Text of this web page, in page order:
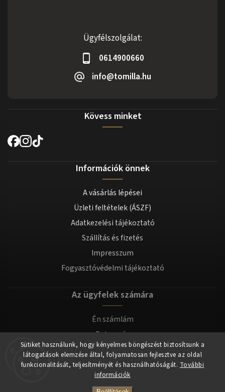
Sütiket használunk, hogy kényelmes böngészést biztosítsunk a
látogatások elemzése által, folyamatosan fejlesztve az oldal
funkcionalitását, teljesítményét és használhatóságát. További
információk
Ügyfélszolgálat:
0614900660
info@tomilla.hu
Kövess minket
Információk önnek
A vásárlás lépései
Üzleti feltételek (ÁSZF)
Adatkezelési tájékoztató
Szállítás és fizetés
Impresszum
Fogyasztóvédelmi tájékoztató
Az ügyfelek számára
Én számlám
Bejegyzés
Bejelentkezés
Copyright 2026tomilla.hu. Minden jog fenntartva.